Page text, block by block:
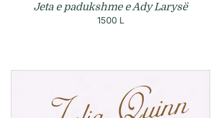
Jeta e padukshme e Ady Larysë
1500 L